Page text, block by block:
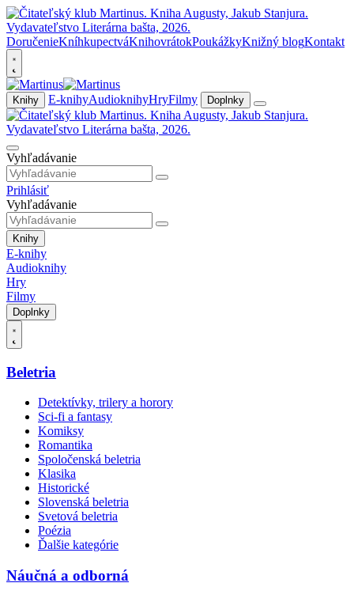
DoručenieKníhkupectváKnihovrátokPoukážkyKnižný blogKontakt
Knihy E-knihyAudioknihyHryFilmy Doplnky
Vyhľadávanie
Prihlásiť
Vyhľadávanie
Knihy
E-knihy
Audioknihy
Hry
Filmy
Doplnky
Beletria
Detektívky, trilery a horory
Sci-fi a fantasy
Komiksy
Romantika
Spoločenská beletria
Klasika
Historické
Slovenská beletria
Svetová beletria
Poézia
Ďalšie kategórie
Náučná a odborná